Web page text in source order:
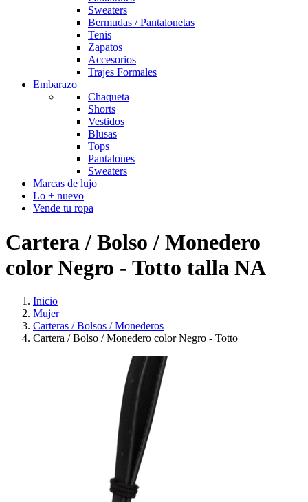
Sweaters
Bermudas / Pantalonetas
Tenis
Zapatos
Accesorios
Trajes Formales
Embarazo
Chaqueta
Shorts
Vestidos
Blusas
Tops
Pantalones
Sweaters
Marcas de lujo
Lo + nuevo
Vende tu ropa
Cartera / Bolso / Monedero
color Negro - Totto talla NA
Inicio
Mujer
Carteras / Bolsos / Monederos
Cartera / Bolso / Monedero color Negro - Totto